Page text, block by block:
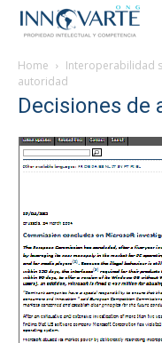
Home Interoperabilidad
autoridad
Decisiones de